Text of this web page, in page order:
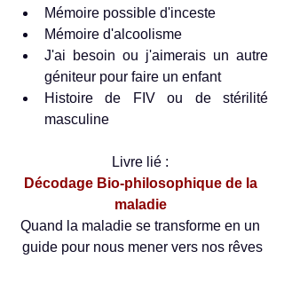
Mémoire possible d'inceste
Mémoire d'alcoolisme
J'ai besoin ou j'aimerais un autre
géniteur pour faire un enfant
Histoire de FIV ou de stérilité
masculine
Livre lié :
Décodage Bio-philosophique de la
maladie
Quand la maladie se transforme en un
guide pour nous mener vers nos rêves